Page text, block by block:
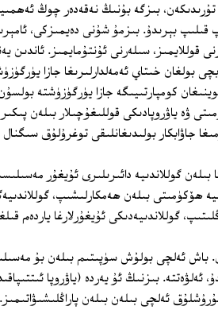
بىزگە بۇنىڭ نەقەدەر چوڭ
قىلىپ بېرىدۇ. بىزمۇ شۇنى دەيمىزكى،
قوللايمىز، سىلەرنى ئۇنتۇمايمىز. ئاندىن
بولغان خىتاي ئەمەلدارلىرىغا جازا
كومپارتىيىگە جازا يۈرگۈزۈشتە
ۋە ياۋروپادىكى قوللىغۇچىلار بىلەن
جاۋابكار بولىدىغانلىقى توغرۇلۇق
بىلەن گوللاندىيە دائىرىلىرى ئۇيغۇر
ھۆكۈمىتى بىلەن ھەمكارلىشىپ،
گوللاندىيەدىكى ئۇيغۇرلارغا ياردەم
باش ئەلچى بولۇش سۈپىتىم بىلەن بۇ
ئەلۋەتتە. بىزنىڭ ئۇ يەردە (ياۋروپا
تۇرۇشلۇق ئەلچى بىلەن بىلەن